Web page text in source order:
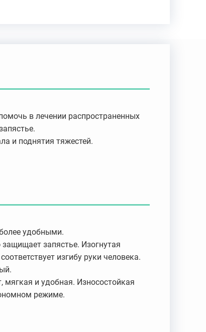
в лечении распространенных
и поднятия тяжестей.
удобными.
запястье. Изогнутая
изгибу руки человека.
и удобная. Износостойкая
режиме.